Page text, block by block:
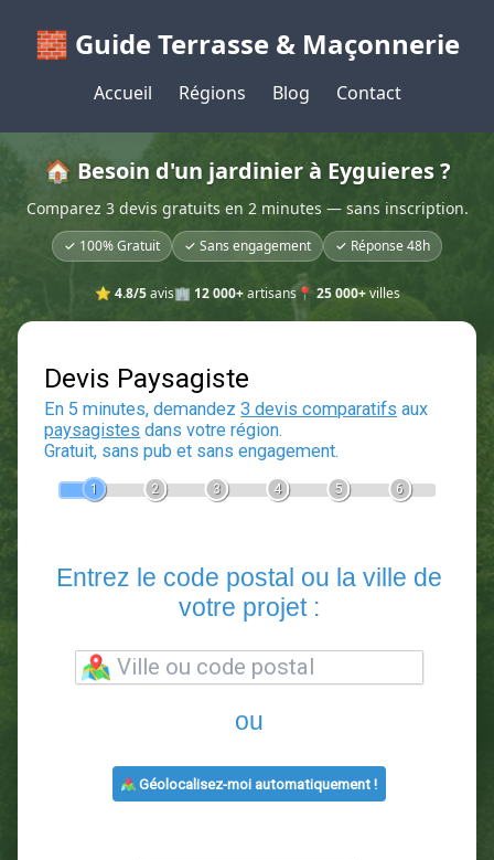
🧱 Guide Terrasse & Maçonnerie
Accueil Régions Blog Contact
🏠 Besoin d'un jardinier à Eyguieres ?
Comparez 3 devis gratuits en 2 minutes — sans inscription.
✓ 100% Gratuit ✓ Sans engagement ✓ Réponse 48h
⭐ 4.8/5avis🏢 12 000+artisans📍 25 000+villes
Devis Paysagiste
En 5 minutes, demandez3 devis comparatifs
votre projet :